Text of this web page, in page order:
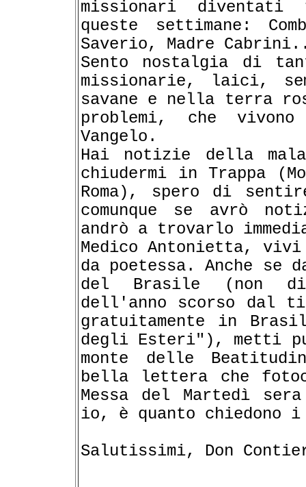
missionari
queste settimane:
Saverio, Madre
Sento nostalgia di
missionarie, laici,
savane e nella terra
problemi, che
Vangelo.
Hai notizie della
chiudermi in Trappa
Roma), spero di
comunque se avrò
andrò a trovarlo
Medico Antonietta,
da poetessa. Anche
del Brasile (non
dell'anno scorso dal
gratuitamente in
degli Esteri"), metti
monte delle
bella lettera che
Messa del Martedì
io, è quanto chiedono i
Salutissimi, Don